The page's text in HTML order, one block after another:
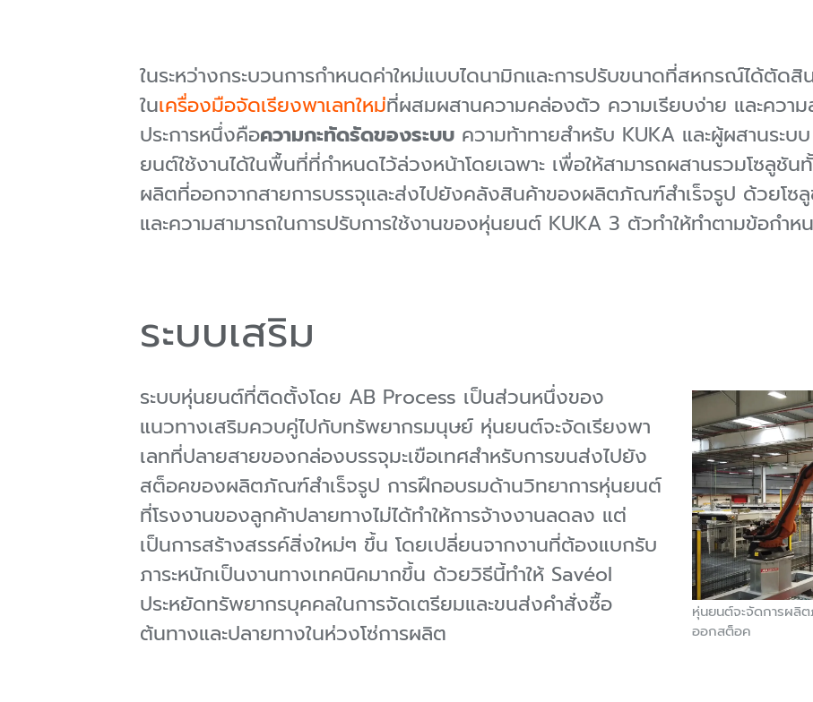
ในระหว่างกระบวนการกำหนดค่าใหม่แบบไดนามิกและการปรับขนาดที่สหกรณ์ได้ตั
ในเครื่องมือจัดเรียงพาเลทใหม่ที่ผสมผสานความคล่องตัว ความเรียบง่าย และความ
ประการหนึ่งคือความกะทัดรัดของระบบความท้าทายสำหรับ KUKA และผู้ผสานระ
ยนต์ใช้งานได้ในพื้นที่ที่กำหนดไว้ล่วงหน้าโดยเฉพาะ เพื่อให้สามารถผสานรวมโซลูชั
ผลิตที่ออกจากสายการบรรจุและส่งไปยังคลังสินค้าของผลิตภัณฑ์สำเร็จรูป ด้วยโซ
และความสามารถในการปรับการใช้งานของหุ่นยนต์ KUKA 3 ตัวทำให้ทำตามข้อกำห
ระบบเสริม
ระบบหุ่นยนต์ที่ติดตั้งโดย AB Process เป็นส่วนหนึ่งของ
แนวทางเสริมควบคู่ไปกับทรัพยากรมนุษย์ หุ่นยนต์จะจัดเรียงพา
เลทที่ปลายสายของกล่องบรรจุมะเขือเทศสำหรับการขนส่งไปยัง
สต็อคของผลิตภัณฑ์สำเร็จรูป การฝึกอบรมด้านวิทยาการหุ่นยนต์
ที่โรงงานของลูกค้าปลายทางไม่ได้ทำให้การจ้างงานลดลง แต่
เป็นการสร้างสรรค์สิ่งใหม่ๆ ขึ้น โดยเปลี่ยนจากงานที่ต้องแบกรับ
ภาระหนักเป็นงานทางเทคนิคมากขึ้น ด้วยวิธีนี้ทำให้ Savéol
ประหยัดทรัพยากรบุคคลในการจัดเตรียมและขนส่งคำสั่งซื้อ
ต้นทางและปลายทางในห่วงโซ่การผลิต
หุ่นยนต์จะจัดการผลิ
ออกสต็อค